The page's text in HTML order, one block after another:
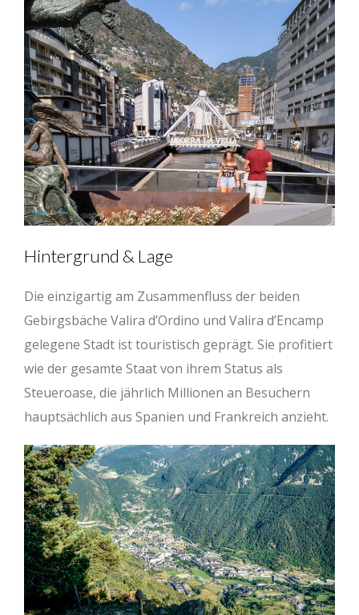
Hintergrund & Lage
Die einzigartig am Zusammenfluss der beiden
Gebirgsbäche Valira d’Ordino und Valira d’Encamp
gelegene Stadt ist touristisch geprägt. Sie profitiert
wie der gesamte Staat von ihrem Status als
Steueroase, die jährlich Millionen an Besuchern
hauptsächlich aus Spanien und Frankreich anzieht.